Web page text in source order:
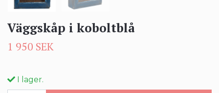
Väggskåp i koboltblå
1 950 SEK
I lager.